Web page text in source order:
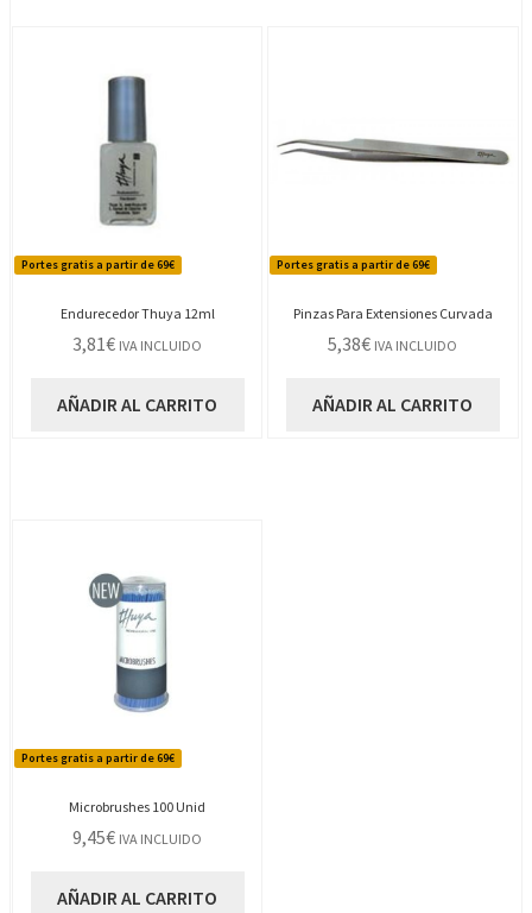
Portes gratis a partir de 69€
Endurecedor Thuya 12ml
3,81€ IVA INCLUIDO
AÑADIR AL CARRITO
Portes gratis a partir de 69€
Pinzas Para Extensiones Curvada
5,38€ IVA INCLUIDO
AÑADIR AL CARRITO
Portes gratis a partir de 69€
Microbrushes 100 Unid
9,45€ IVA INCLUIDO
AÑADIR AL CARRITO